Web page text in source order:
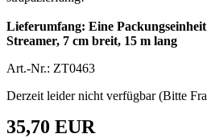
Lieferumfang: Eine
Streamer, 7 cm breit, 15 m lang
Art.-Nr.: ZT0463
Derzeit leider nicht verfügbar (Bitte
35,70 EUR